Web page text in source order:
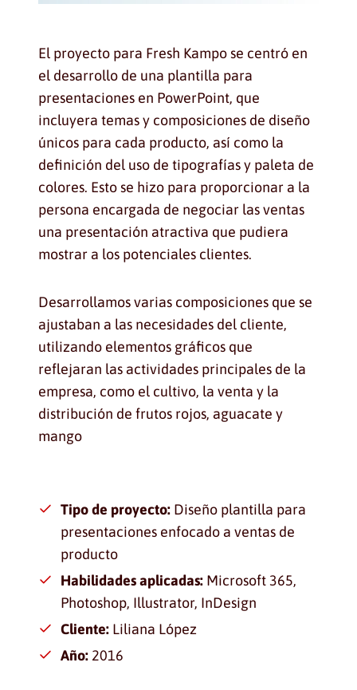
El proyecto para Fresh Kampo se centró en
el desarrollo de una plantilla para
presentaciones en PowerPoint, que
incluyera temas y composiciones de diseño
únicos para cada producto, así como la
definición del uso de tipografías y paleta de
colores. Esto se hizo para proporcionar a la
persona encargada de negociar las ventas
una presentación atractiva que pudiera
mostrar a los potenciales clientes.
Desarrollamos varias composiciones que se
ajustaban a las necesidades del cliente,
utilizando elementos gráficos que
reflejaran las actividades principales de la
empresa, como el cultivo, la venta y la
distribución de frutos rojos, aguacate y
mango
Tipo de proyecto: Diseño plantilla para
presentaciones enfocado a ventas de
producto
Habilidades aplicadas: Microsoft 365,
Photoshop, Illustrator, InDesign
Cliente: Liliana López
Año: 2016